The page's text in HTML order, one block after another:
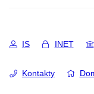
IS INET
Kontakty